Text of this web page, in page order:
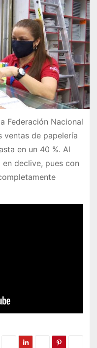
Federación Nacional
ventas de papelería
en un 40 %. Al
declive, pues con